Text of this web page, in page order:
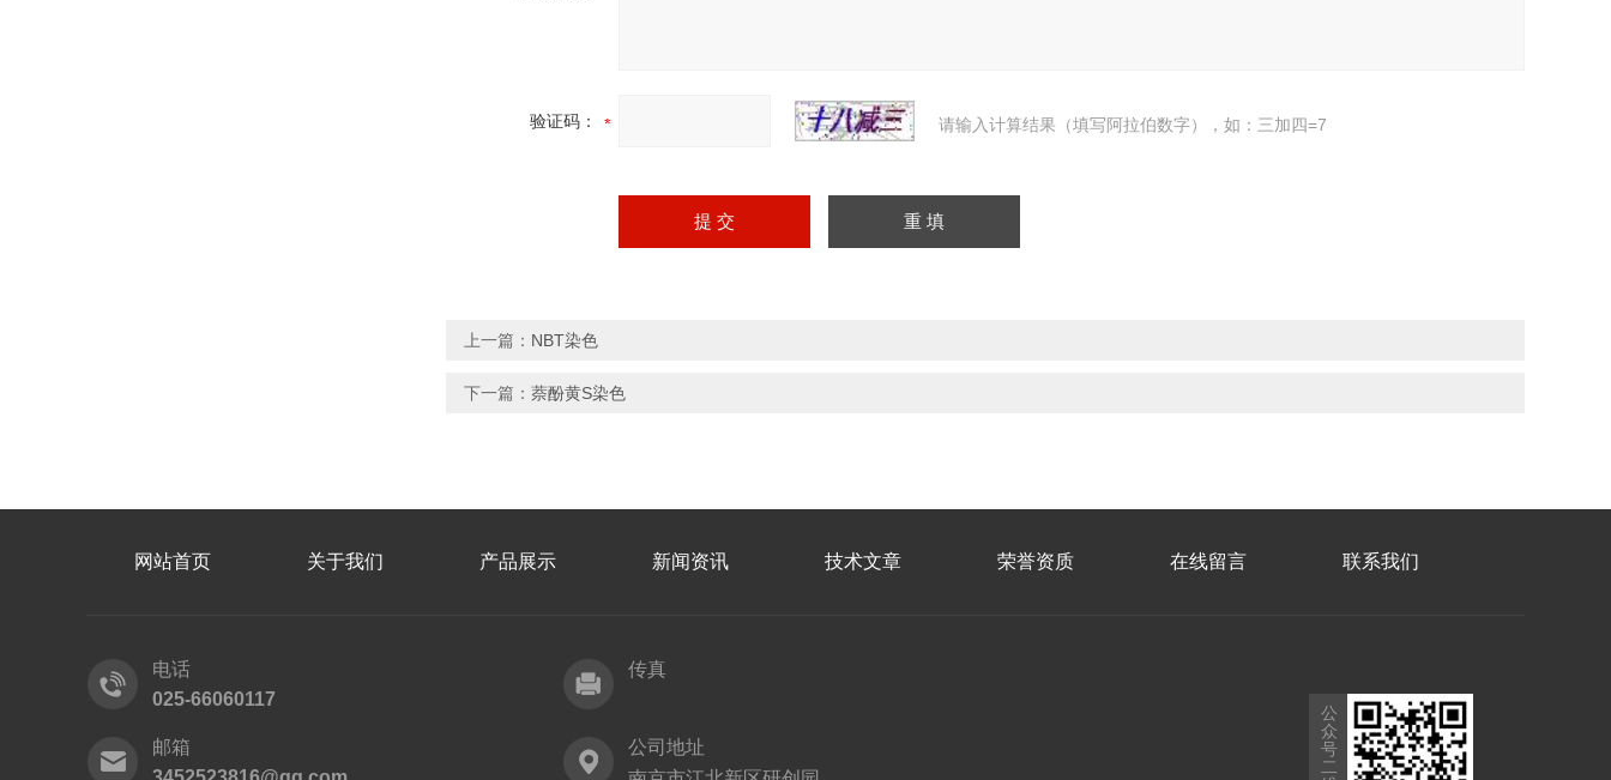
验证码： 请输入计算结果（填写阿拉伯数字），如：三加四=7
上一篇： NBT染色
下一篇： 萘酚黄S染色
网站首页 关于我们 产品展示 新闻资讯 技术文章 荣誉资质 在线留言 联系我们
电话
025-66060117
传真
邮箱
公司地址
公
众
号
二